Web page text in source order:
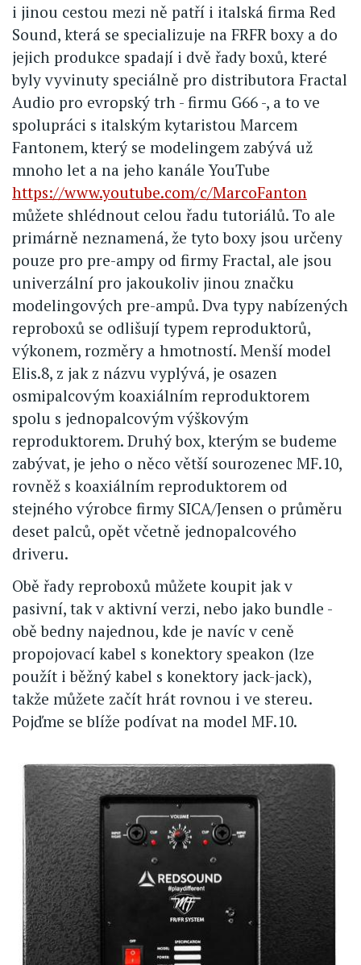
i jinou cestou mezi ně patří i italská firma Red
Sound, která se specializuje na FRFR boxy a do
jejich produkce spadají i dvě řady boxů, které
byly vyvinuty speciálně pro distributora Fractal
Audio pro evropský trh - firmu G66 -, a to ve
spolupráci s italským kytaristou Marcem
Fantonem, který se modelingem zabývá už
mnoho let a na jeho kanále YouTube
https://www.youtube.com/c/MarcoFanton
můžete shlédnout celou řadu tutoriálů. To ale
primárně neznamená, že tyto boxy jsou určeny
pouze pro pre-ampy od firmy Fractal, ale jsou
univerzální pro jakoukoliv jinou značku
modelingových pre-ampů. Dva typy nabízených
reproboxů se odlišují typem reproduktorů,
výkonem, rozměry a hmotností. Menší model
Elis.8, z jak z názvu vyplývá, je osazen
osmipalcovým koaxiálním reproduktorem
spolu s jednopalcovým výškovým
reproduktorem. Druhý box, kterým se budeme
zabývat, je jeho o něco větší sourozenec MF.10,
rovněž s koaxiálním reproduktorem od
stejného výrobce firmy SICA/Jensen o průměru
deset palců, opět včetně jednopalcového
driveru.
Obě řady reproboxů můžete koupit jak v
pasivní, tak v aktivní verzi, nebo jako bundle -
obě bedny najednou, kde je navíc v ceně
propojovací kabel s konektory speakon (lze
použít i běžný kabel s konektory jack-jack),
takže můžete začít hrát rovnou i ve stereu.
Pojďme se blíže podívat na model MF.10.